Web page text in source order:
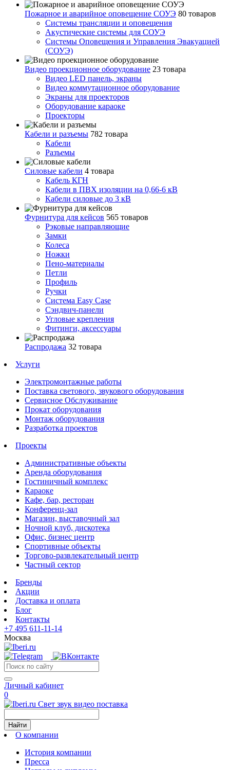
Пожарное и аварийное оповещение СОУЭ 80 товаров
Cистемы трансляции и оповещения
Акустические системы для СОУЭ
Системы Оповещения и Управления Эвакуацией
(СОУЭ)
Видео проекционное оборудование 23 товара
Видео LED панель, экраны
Видео коммутационное оборудование
Экраны для проекторов
Оборудование караоке
Проекторы
Кабели и разъемы 782 товара
Кабели
Разъемы
Силовые кабели 4 товара
Кабель КГН
Кабели в ПВХ изоляции на 0,66-6 кВ
Кабели силовые до 3 кВ
Фурнитура для кейсов 565 товаров
Рэковые направляющие
Замки
Колеса
Ножки
Пено-материалы
Петли
Профиль
Ручки
Система Easy Case
Сэндвич-панели
Угловые крепления
Фитинги, аксессуары
Распродажа 32 товара
Услуги
Электромонтажные работы
Поставка светового, звукового оборудования
Сервисное Обслуживание
Прокат оборудования
Монтаж оборудования
Разработка проектов
Проекты
Административные объекты
Аренда оборудования
Гостиничный комплекс
Караоке
Кафе, бар, ресторан
Конференц-зал
Магазин, выставочный зал
Ночной клуб, дискотека
Офис, бизнес центр
Спортивные объекты
Торгово-развлекательный центр
Частный сектор
Бренды
Акции
Доставка и оплата
Блог
Контакты
+7 495 611-11-14
Москва
Личный кабинет
0
Свет звук видео поставка
Найти
О компании
История компании
Пресса